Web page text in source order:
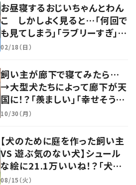
お昼寝するおじいちゃんとわん
こ しかしよく見ると…「何回で
も見てしまう」「ラブリーすぎ」の
声
02/18（日）
飼い主が廊下で寝てみたら…
→大型犬たちによって廊下が天
国に！？「羨ましい」「幸せそう」
の声
10/30（月）
【犬のために庭を作った飼い主
VS 遊ぶ気のない犬】シュール
な絵に21.1万いいね！？「犬の
強い意志を感じる」
08/15（火）